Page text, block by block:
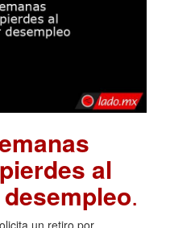
al
.
un retiro por